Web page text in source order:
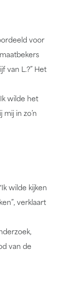
voor
van L.?” Het
wilde het
in zo’n
wilde kijken
verklaart
van de